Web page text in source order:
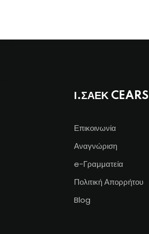
Ι.ΣΑΕΚ CEARS
Επικοινωνία
Αναγνώριση
e-Γραμματεία
Πολιτική Απορρήτου
Blog